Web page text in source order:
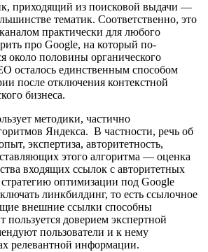
приходящий из поисковой выдачи —
тематик. Соответственно, это
практически для любого
про Google, на который по-
около половины органического
осталось единственным способом
после отключения контекстной
бизнеса.
методики, частично
Яндекса. В частности, речь об
экспертиза, авторитетность,
этого алгоритма — оценка
входящих ссылок с авторитетных
оптимизации под Google
линкбилдинг, то есть ссылочное
внешние ссылки способны
пользуется доверием экспертной
пользователи и к нему
релевантной информации.